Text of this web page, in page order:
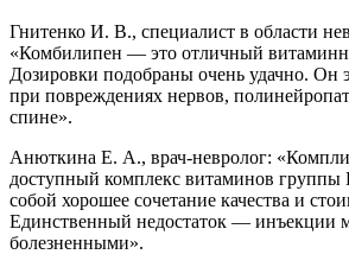
Гнитенко И. В., специалист в области
«Комбилипен — это отличный
Дозировки подобраны очень удачно. Он
при повреждениях нервов,
спине».
Анюткина Е. А., врач-невролог:
доступный комплекс витаминов группы
собой хорошее сочетание качества и
Единственный недостаток — инъекции
болезненными».